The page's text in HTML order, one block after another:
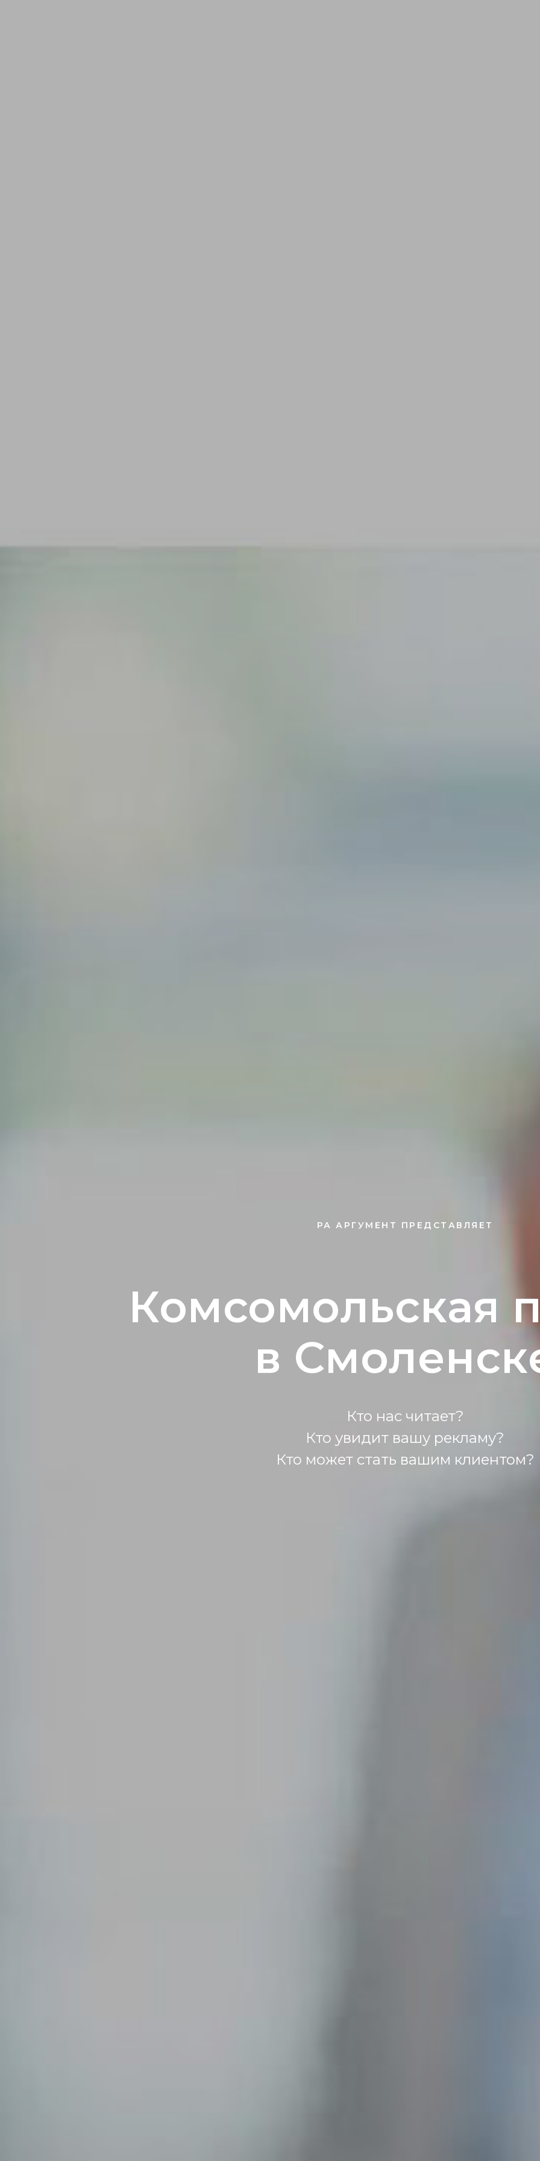
РА АРГУМЕНТ ПРЕДСТАВЛЯЕТ
Комсомольская
в
Кто нас читает?
Кто увидит вашу рекламу?
Кто может стать вашим клиентом?